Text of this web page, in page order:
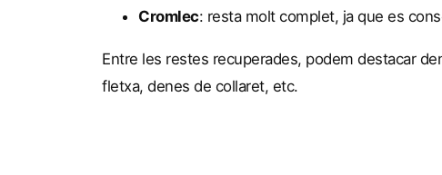
Cromlec: resta molt complet, ja que es
Entre les restes recuperades, podem destacar
fletxa, denes de collaret, etc.